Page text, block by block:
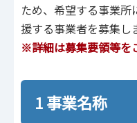
ため、希望する事業
援する事業者を募集し
※詳細は募集要領等を
1 事業名称